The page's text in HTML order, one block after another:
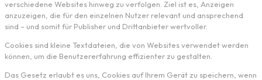
verschiedene Websites hinweg zu verfolgen. Ziel ist es, Anzeigen
anzuzeigen, die für den einzelnen Nutzer relevant und ansprechend
sind – und somit für Publisher und Drittanbieter wertvoller.
Cookies sind kleine Textdateien, die von Websites verwendet werden
können, um die Benutzererfahrung effizienter zu gestalten.
Das Gesetz erlaubt es uns, Cookies auf Ihrem Gerät zu speichern, wenn